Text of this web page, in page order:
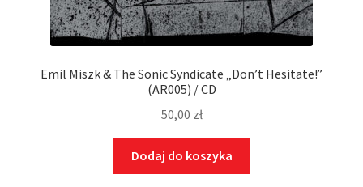
Emil Miszk & The Sonic Syndicate „Don’t Hesitate!”
(AR005) / CD
50,00 zł
Dodaj do koszyka